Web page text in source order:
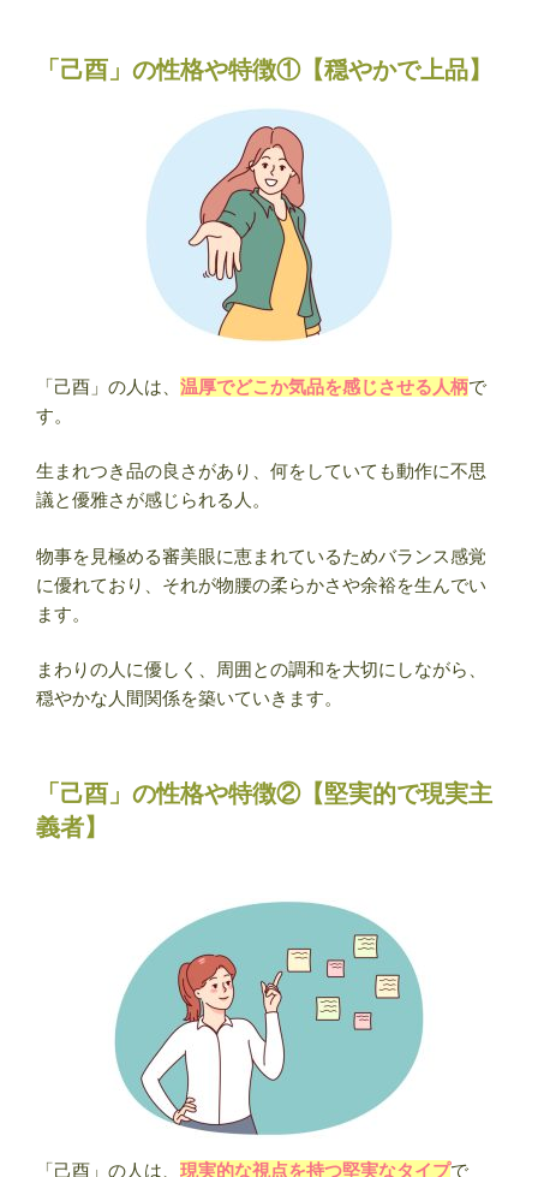
「己酉」の性格や特徴①【穏やかで上品】
「己酉」の人は、 温厚でどこか気品を感じさせる人柄で
す。
生まれつき品の良さがあり、何をしていても動作に不思
議と優雅さが感じられる人。
物事を見極める審美眼に恵まれているためバランス感覚
に優れており、それが物腰の柔らかさや余裕を生んでい
ます。
まわりの人に優しく、周囲との調和を大切にしながら、
穏やかな人間関係を築いていきます。
「己酉」の性格や特徴②【堅実的で現実主
義者】
「己酉」の人は、 現実的な視点を持つ堅実なタイプで